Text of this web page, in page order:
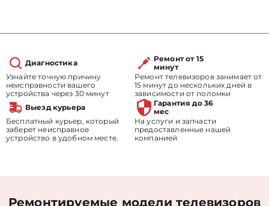
Диагностика
Узнайте точную причину
неисправности вашего
устройства через 30 минут
Ремонт от 15
минут
Ремонт телевизоров занимает от
15 минут до нескольких дней в
зависимости от поломки
Выезд курьера
Бесплатный курьер, который
заберет неисправное
устройство в удобном месте.
Гарантия до 36
мес
На услуги и запчасти
предоставленные нашей
компанией
Ремонтируемые модели телевизоров